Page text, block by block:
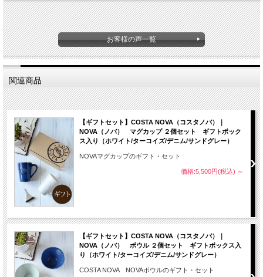
お客様の声一覧
関連商品
【ギフトセット】COSTA NOVA（コスタノバ）｜
NOVA（ノバ） マグカップ ２個セット ギフトボック
ス入り（ホワイト/ターコイズ/デニム/サンドグレー）
NOVAマグカップのギフト・セット
価格:5,500円(税込) ～
【ギフトセット】COSTA NOVA（コスタノバ）｜
NOVA（ノバ） ボウル ２個セット ギフトボックス入
り（ホワイト/ターコイズ/デニム/サンドグレー）
COSTA NOVA NOVAボウルのギフト・セット